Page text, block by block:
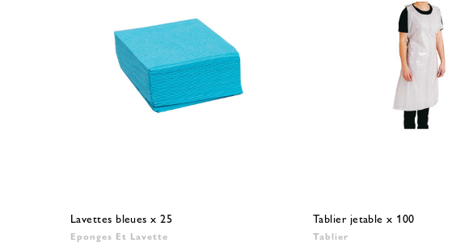
Lavettes bleues x 25
Eponges Et Lavette
Tablier jetable x 100
Tablier